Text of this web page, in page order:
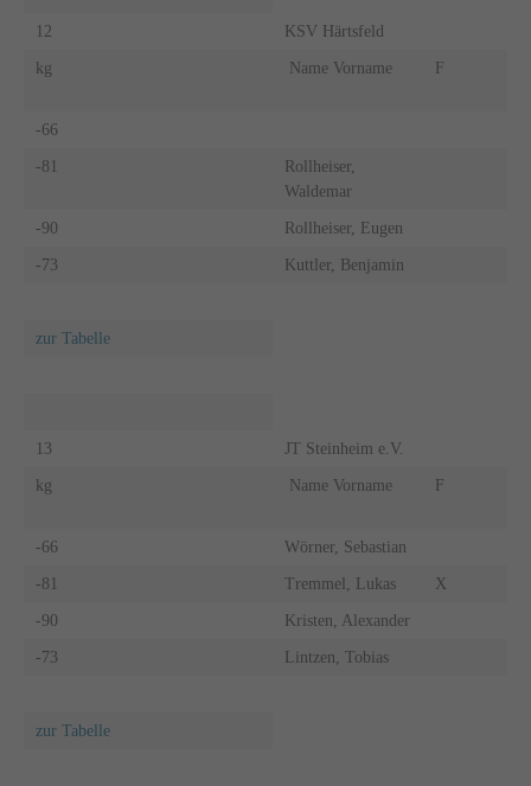
12 KSV Härtsfeld
kg Name Vorname F
-66
-81
Rollheiser,
Waldemar
-90 Rollheiser, Eugen
-73 Kuttler, Benjamin
zur Tabelle
13 JT Steinheim e.V.
kg Name Vorname F
-66 Wörner, Sebastian
-81 Tremmel, Lukas X
-90 Kristen, Alexander
-73 Lintzen, Tobias
zur Tabelle